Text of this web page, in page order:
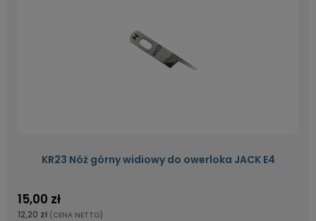
KR23 Nóż górny widiowy do owerloka JACK E4
15,00 zł
12,20 zł (CENA NETTO)